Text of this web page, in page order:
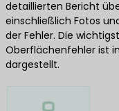
detaillierten Bericht
einschließlich Fotos
der Fehler. Die
Oberflächenfehler ist
dargestellt.